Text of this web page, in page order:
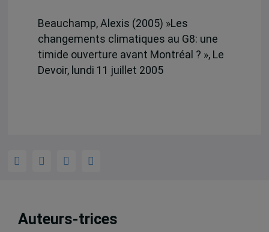
Beauchamp, Alexis (2005) »Les
changements climatiques au G8: une
timide ouverture avant Montréal ? », Le
Devoir, lundi 11 juillet 2005
Auteurs-trices